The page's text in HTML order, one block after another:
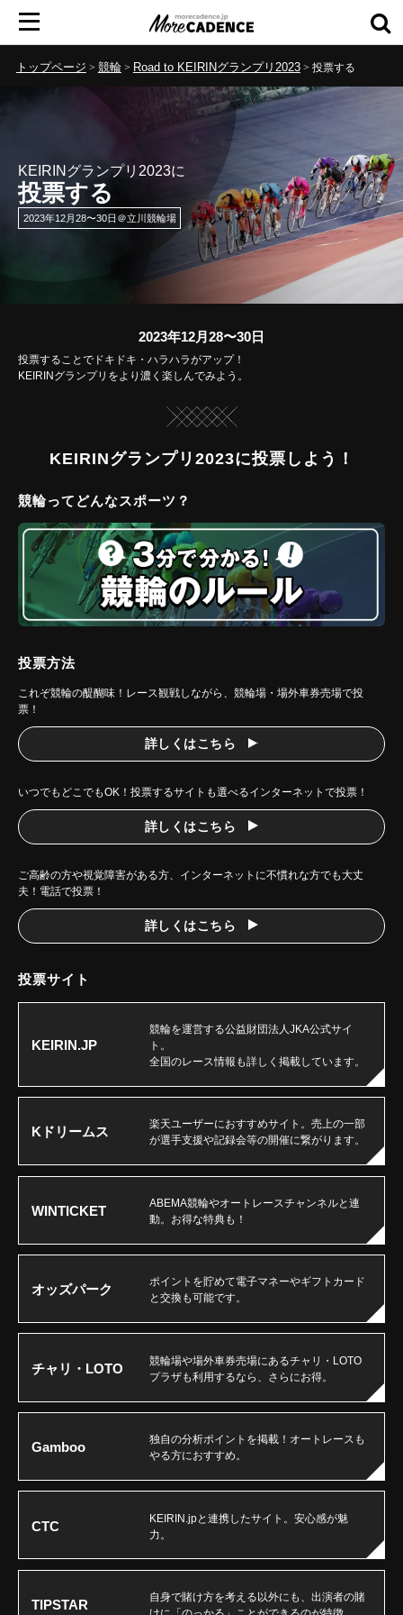
トップページ 競輪 Road to KEIRINグランプリ2023 投票する
KEIRINグランプリ2023に
投票する
2023年12月28〜30日＠立川競輪場
2023年12月28〜30日
投票することでドキドキ・ハラハラがアップ！
KEIRINグランプリをより濃く楽しんでみよう。
KEIRINグランプリ2023に投票しよう！
競輪ってどんなスポーツ？
投票方法
これぞ競輪の醍醐味！レース観戦しながら、競輪場・場外車券売場で投
票！
詳しくはこちら
いつでもどこでもOK！投票するサイトも選べるインターネットで投票！
詳しくはこちら
ご高齢の方や視覚障害がある方、インターネットに不慣れな方でも大丈
夫！電話で投票！
詳しくはこちら
投票サイト
KEIRIN.JP
競輪を運営する公益財団法人JKA公式サイ
ト。
全国のレース情報も詳しく掲載しています。
Kドリームス
楽天ユーザーにおすすめサイト。売上の一部
が選手支援や記録会等の開催に繋がります。
WINTICKET
ABEMA競輪やオートレースチャンネルと連
動。お得な特典も！
オッズパーク
ポイントを貯めて電子マネーやギフトカード
と交換も可能です。
チャリ・LOTO
競輪場や場外車券売場にあるチャリ・LOTO
プラザも利用するなら、さらにお得。
Gamboo
独自の分析ポイントを掲載！オートレースも
やる方におすすめ。
CTC
KEIRIN.jpと連携したサイト。安心感が魅
力。
TIPSTAR
自身で賭け方を考える以外にも、出演者の賭